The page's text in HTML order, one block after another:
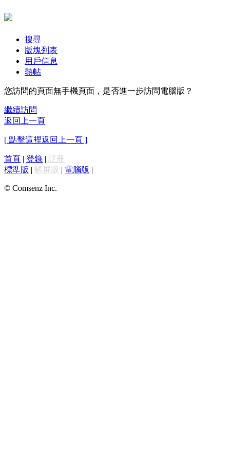
搜尋
版塊列表
用戶信息
熱帖
您訪問的頁面無手機頁面，是否進一步訪問電腦版？
繼續訪問
返回上一頁
[ 點擊這裡返回上一頁 ]
首頁 | 登錄 | 註冊
標準版 | 觸屏版 | 電腦版 |
© Comsenz Inc.